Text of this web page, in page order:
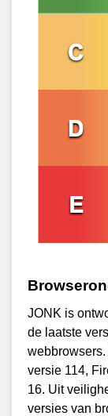
JONK is
de laatste
versie 114,
16. Uit
versies van